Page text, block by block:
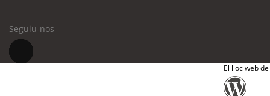
Seguiu-nos
El lloc web